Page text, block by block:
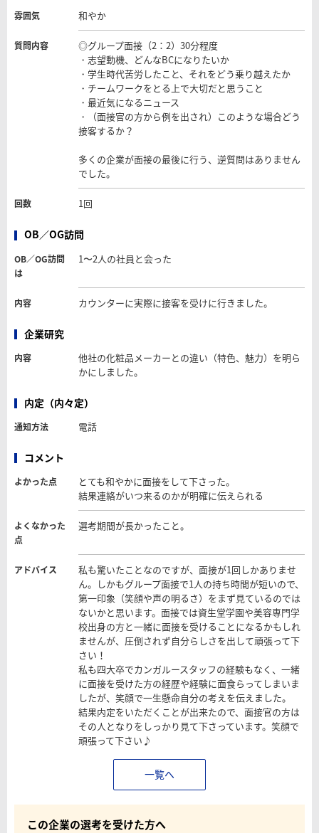
雰囲気 和やか
質問内容
◎グループ面接（2：2）30分程度
・志望動機、どんなBCになりたいか
・学生時代苦労したこと、それをどう乗り越えたか
・チームワークをとる上で大切だと思うこと
・最近気になるニュース
・（面接官の方から例を出され）このような場合どう
接客するか？
多くの企業が面接の最後に行う、逆質問はありません
でした。
回数 1回
OB／OG訪問
OB／OG訪問
は
1〜2人の社員と会った
内容 カウンターに実際に接客を受けに行きました。
企業研究
内容
他社の化粧品メーカーとの違い（特色、魅力）を明ら
かにしました。
内定（内々定）
通知方法 電話
コメント
よかった点
とても和やかに面接をして下さった。
結果連絡がいつ来るのかが明確に伝えられる
よくなかった
点
選考期間が長かったこと。
アドバイス
私も驚いたことなのですが、面接が1回しかありませ
ん。しかもグループ面接で1人の持ち時間が短いので、
第一印象（笑顔や声の明るさ）をまず見ているのでは
ないかと思います。面接では資生堂学園や美容専門学
校出身の方と一緒に面接を受けることになるかもしれ
ませんが、圧倒されず自分らしさを出して頑張って下
さい！
私も四大卒でカンガルースタッフの経験もなく、一緒
に面接を受けた方の経歴や経験に面食らってしまいま
したが、笑顔で一生懸命自分の考えを伝えました。
結果内定をいただくことが出来たので、面接官の方は
その人となりをしっかり見て下さっています。笑顔で
頑張って下さい♪
一覧へ
この企業の選考を受けた方へ